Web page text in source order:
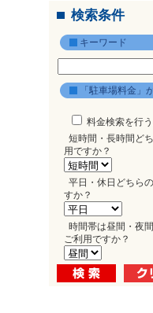
検索条件
キーワード
「駐車場料金」
料金検索を行う
短時間・長時間ど
用ですか？
平日・休日どちら
すか？
時間帯は昼間・夜
ご利用ですか？